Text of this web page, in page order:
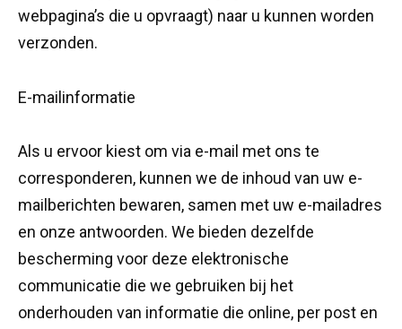
webpagina’s die u opvraagt) naar u kunnen worden
verzonden.
E-mailinformatie
Als u ervoor kiest om via e-mail met ons te
corresponderen, kunnen we de inhoud van uw e-
mailberichten bewaren, samen met uw e-mailadres
en onze antwoorden. We bieden dezelfde
bescherming voor deze elektronische
communicatie die we gebruiken bij het
onderhouden van informatie die online, per post en